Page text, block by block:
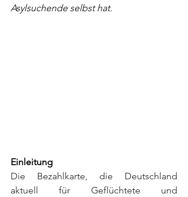
Asylsuchende selbst hat.
Einleitung
Die Bezahlkarte, die Deutschland
aktuell für Geflüchtete und